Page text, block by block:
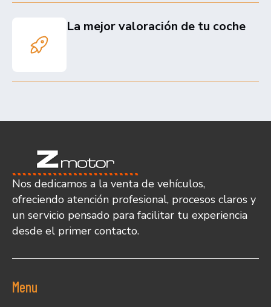
La mejor valoración de tu coche
Nos dedicamos a la venta de vehículos,
ofreciendo atención profesional, procesos claros y
un servicio pensado para facilitar tu experiencia
desde el primer contacto.
Menu